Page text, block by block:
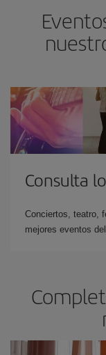
Consulta
Conciertos, teatro,
mejores eventos